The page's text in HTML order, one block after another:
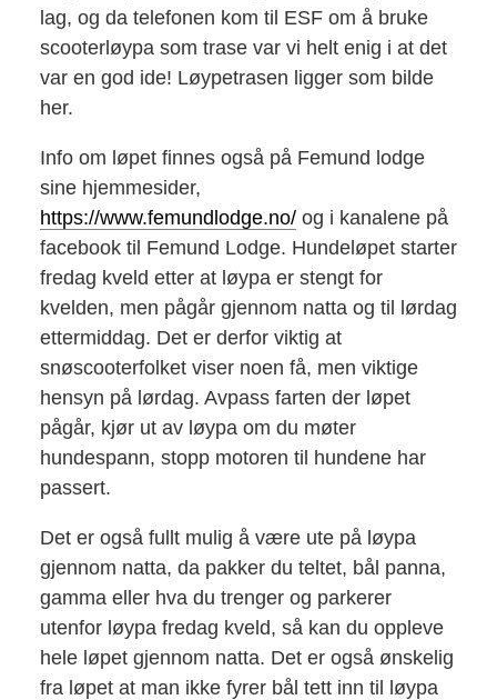
lag, og da telefonen kom til ESF om å bruke
scooterløypa som trase var vi helt enig i at det
var en god ide! Løypetrasen ligger som bilde
her.
Info om løpet finnes også på Femund lodge
sine hjemmesider,
https://www.femundlodge.no/og i kanalene på
facebook til Femund Lodge. Hundeløpet starter
fredag kveld etter at løypa er stengt for
kvelden, men pågår gjennom natta og til lørdag
ettermiddag. Det er derfor viktig at
snøscooterfolket viser noen få, men viktige
hensyn på lørdag. Avpass farten der løpet
pågår, kjør ut av løypa om du møter
hundespann, stopp motoren til hundene har
passert.
Det er også fullt mulig å være ute på løypa
gjennom natta, da pakker du teltet, bål panna,
gamma eller hva du trenger og parkerer
utenfor løypa fredag kveld, så kan du oppleve
hele løpet gjennom natta. Det er også ønskelig
fra løpet at man ikke fyrer bål tett inn til løypa